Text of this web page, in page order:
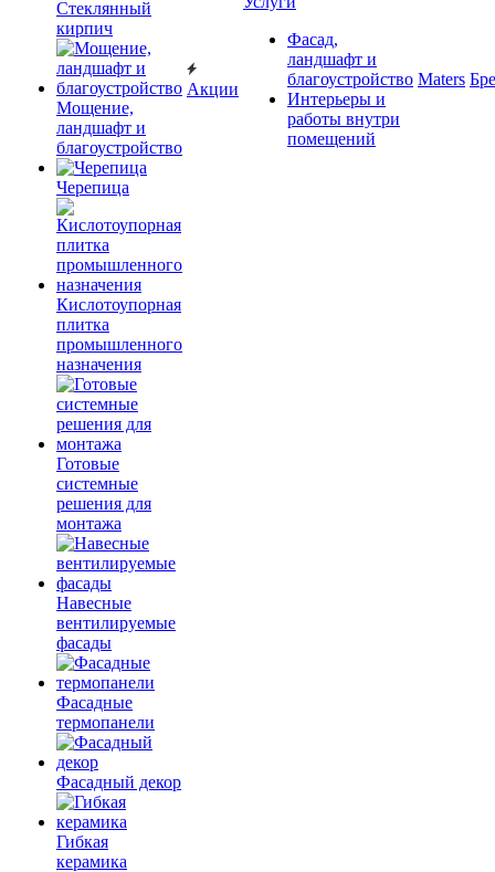
Cтеклянный
кирпич
Мощение,
ландшафт и
благоустройство
Черепица
Кислотоупорная
плитка
промышленного
назначения
Готовые
системные
решения для
монтажа
Навесные
вентилируемые
фасады
Фасадные
термопанели
Фасадный декор
Гибкая
керамика
Акции
Фасад,
ландшафт и
благоустройство
Интерьеры и
работы внутри
помещений
Maters